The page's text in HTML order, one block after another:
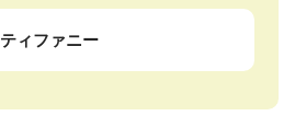
ティファニー